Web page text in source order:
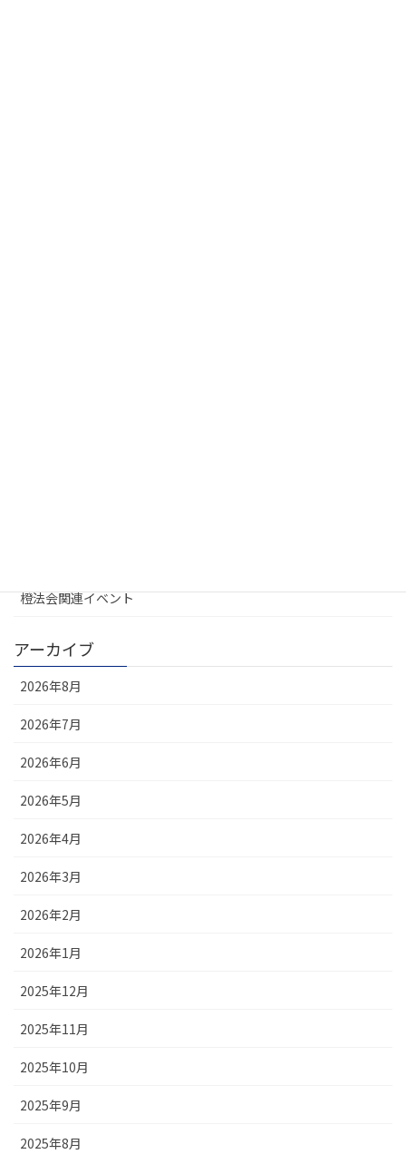
橙法会関連イベント
アーカイブ
2026年8月
2026年7月
2026年6月
2026年5月
2026年4月
2026年3月
2026年2月
2026年1月
2025年12月
2025年11月
2025年10月
2025年9月
2025年8月